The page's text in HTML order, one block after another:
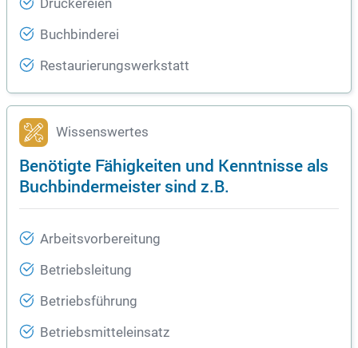
Druckereien
Buchbinderei
Restaurierungswerkstatt
Wissenswertes
Benötigte Fähigkeiten und Kenntnisse als
Buchbindermeister sind z.B.
Arbeitsvorbereitung
Betriebsleitung
Betriebsführung
Betriebsmitteleinsatz